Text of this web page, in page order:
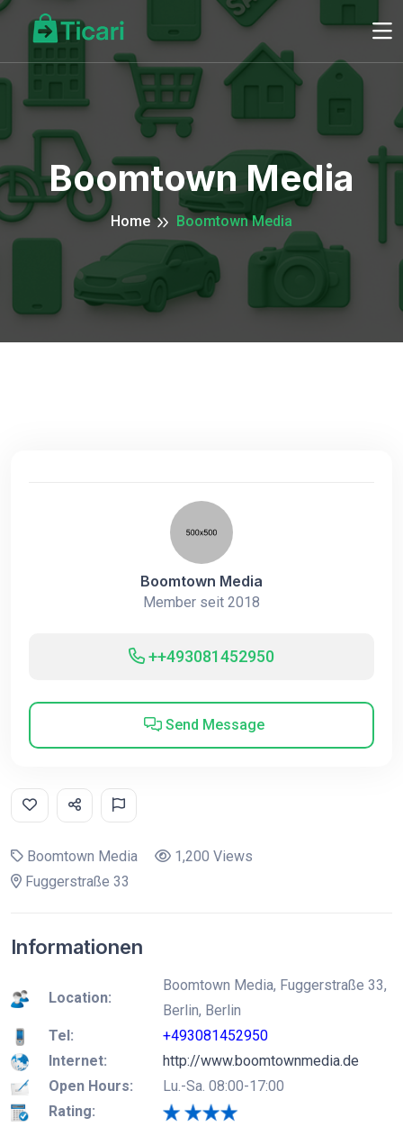
Boomtown Media
Home Boomtown Media
Boomtown Media
Member seit 2018
++493081452950
Send Message
Boomtown Media
1,200 Views
Fuggerstraße 33
Informationen
Location:
Boomtown Media, Fuggerstraße 33,
Berlin, Berlin
Tel:
+493081452950
Internet:
http://www.boomtownmedia.de
Open Hours:
Lu.-Sa. 08:00-17:00
Rating: